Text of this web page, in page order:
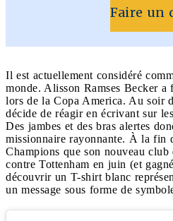
Faire un
Il est actuellement considéré
monde. Alisson Ramses Becker
lors de la Copa America. Au soir
décide de réagir en écrivant sur
Des jambes et des bras alertes
missionnaire rayonnante. À la fin
Champions que son nouveau
contre Tottenham en juin (et
découvrir un T-shirt blanc
un message sous forme de